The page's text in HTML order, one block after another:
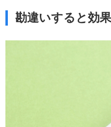
勘違いすると効